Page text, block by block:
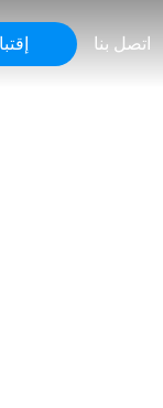
اتصل بنا